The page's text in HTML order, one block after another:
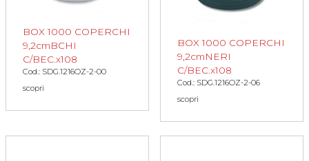
BOX 1000 COPERCHI
9,2cmBCHI
C/BEC.x108
Cod.: SDG.1216OZ-2-00
scopri
BOX 1000 COPERCHI
9,2cmNERI
C/BEC.x108
Cod.: SDG.1216OZ-2-06
scopri